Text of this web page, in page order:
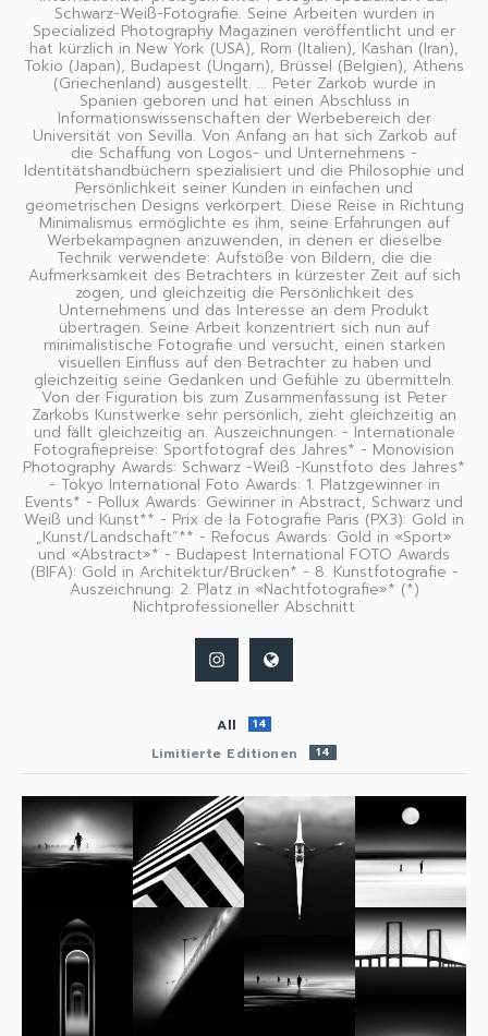
Schwarz-Weiß-Fotografie. Seine Arbeiten wurden in
Specialized Photography Magazinen veröffentlicht und er
hat kürzlich in New York (USA), Rom (Italien), Kashan (Iran),
Tokio (Japan), Budapest (Ungarn), Brüssel (Belgien), Athens
(Griechenland) ausgestellt. ... Peter Zarkob wurde in
Spanien geboren und hat einen Abschluss in
Informationswissenschaften der Werbebereich der
Universität von Sevilla. Von Anfang an hat sich Zarkob auf
die Schaffung von Logos- und Unternehmens -
Identitätshandbüchern spezialisiert und die Philosophie und
Persönlichkeit seiner Kunden in einfachen und
geometrischen Designs verkörpert. Diese Reise in Richtung
Minimalismus ermöglichte es ihm, seine Erfahrungen auf
Werbekampagnen anzuwenden, in denen er dieselbe
Technik verwendete: Aufstöße von Bildern, die die
Aufmerksamkeit des Betrachters in kürzester Zeit auf sich
zogen, und gleichzeitig die Persönlichkeit des
Unternehmens und das Interesse an dem Produkt
übertragen. Seine Arbeit konzentriert sich nun auf
minimalistische Fotografie und versucht, einen starken
visuellen Einfluss auf den Betrachter zu haben und
gleichzeitig seine Gedanken und Gefühle zu übermitteln.
Von der Figuration bis zum Zusammenfassung ist Peter
Zarkobs Kunstwerke sehr persönlich, zieht gleichzeitig an
und fällt gleichzeitig an. Auszeichnungen: - Internationale
Fotografiepreise: Sportfotograf des Jahres* - Monovision
Photography Awards: Schwarz -Weiß -Kunstfoto des Jahres*
- Tokyo International Foto Awards: 1. Platzgewinner in
Events* - Pollux Awards: Gewinner in Abstract, Schwarz und
Weiß und Kunst** - Prix de la Fotografie Paris (PX3): Gold in
„Kunst/Landschaft“** - Refocus Awards: Gold in «Sport»
und «Abstract»* - Budapest International FOTO Awards
(BIFA): Gold in Architektur/Brücken* - 8. Kunstfotografie -
Auszeichnung: 2. Platz in «Nachtfotografie»* (*)
Nichtprofessioneller Abschnitt
All 14
Limitierte Editionen 14